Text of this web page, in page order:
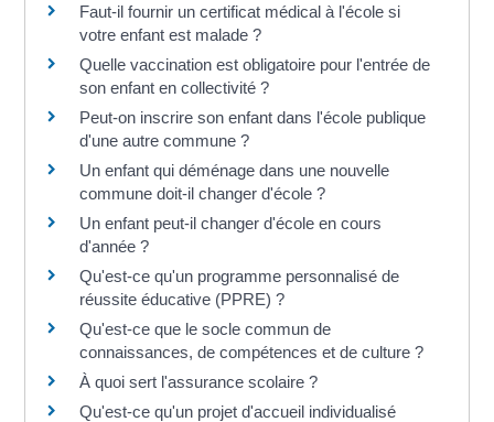
Faut-il fournir un certificat médical à l'école si
votre enfant est malade ?
Quelle vaccination est obligatoire pour l'entrée de
son enfant en collectivité ?
Peut-on inscrire son enfant dans l'école publique
d'une autre commune ?
Un enfant qui déménage dans une nouvelle
commune doit-il changer d'école ?
Un enfant peut-il changer d'école en cours
d'année ?
Qu'est-ce qu'un programme personnalisé de
réussite éducative (PPRE) ?
Qu'est-ce que le socle commun de
connaissances, de compétences et de culture ?
À quoi sert l'assurance scolaire ?
Qu'est-ce qu'un projet d'accueil individualisé